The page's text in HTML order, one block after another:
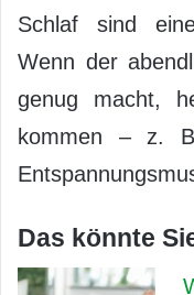
Schlaf sind
Wenn der
genug macht,
kommen – z.
Das könnte